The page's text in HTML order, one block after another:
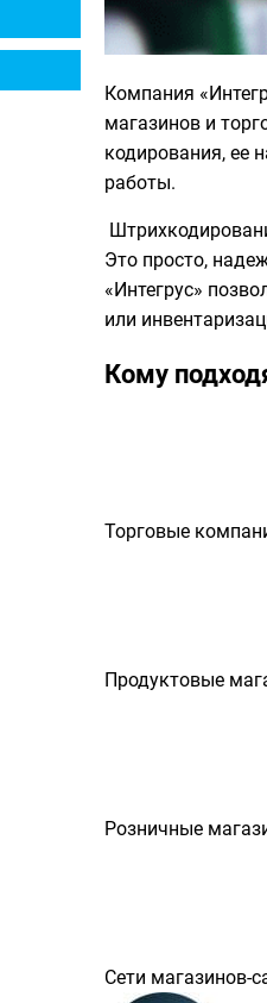
Компания
магазинов и
кодирования, ее
работы.
Это просто,
«Интегрус»
или
Кому
Торговые
Продуктовые
Розничные
Сети магазинов-